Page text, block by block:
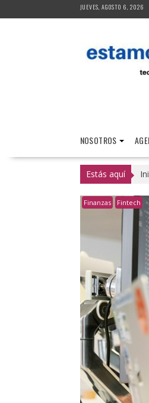
al
JUEVES, AGOSTO 6, 2026
NOSOTROS
Estás aquí
Finanzas Fintech